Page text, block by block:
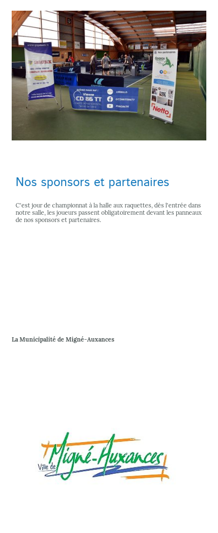
Nos sponsors et partenaires
C'est jour de championnat à la halle aux raquettes, dès l'entrée dans
notre salle, les joueurs passent obligatoirement devant les panneaux
de nos sponsors et partenaires.
La Municipalité de Migné-Auxances